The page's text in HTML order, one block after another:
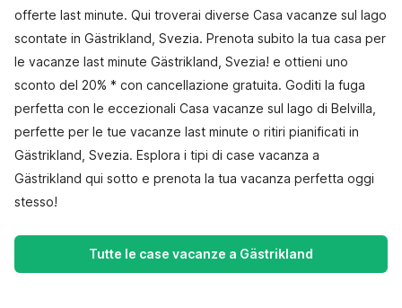
offerte last minute. Qui troverai diverse Casa vacanze sul lago
scontate in Gästrikland, Svezia. Prenota subito la tua casa per
le vacanze last minute Gästrikland, Svezia! e ottieni uno
sconto del 20% * con cancellazione gratuita. Goditi la fuga
perfetta con le eccezionali Casa vacanze sul lago di Belvilla,
perfette per le tue vacanze last minute o ritiri pianificati in
Gästrikland, Svezia. Esplora i tipi di case vacanza a
Gästrikland qui sotto e prenota la tua vacanza perfetta oggi
stesso!
Tutte le case vacanze a Gästrikland